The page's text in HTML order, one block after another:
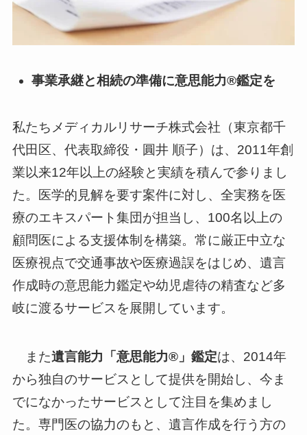
事業承継と相続の準備に意思能力®鑑定を
私たちメディカルリサーチ株式会社（東京都千
代田区、代表取締役・圓井 順子）は、2011年創
業以来12年以上の経験と実績を積んで参りまし
た。医学的見解を要す案件に対し、全実務を医
療のエキスパート集団が担当し、100名以上の
顧問医による支援体制を構築。常に厳正中立な
医療視点で交通事故や医療過誤をはじめ、遺言
作成時の意思能力鑑定や幼児虐待の精査など多
岐に渡るサービスを展開しています。
また遺⾔能⼒「意思能⼒®」鑑定は、2014年
から独自のサービスとして提供を開始し、今ま
でになかったサービスとして注目を集めまし
た。専⾨医の協⼒のもと、遺⾔作成を⾏う⽅の